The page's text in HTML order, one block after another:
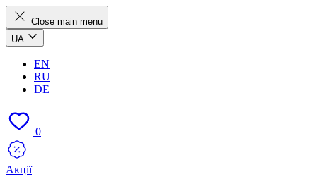
Close main menu
UA
EN
RU
DE
0
Акції